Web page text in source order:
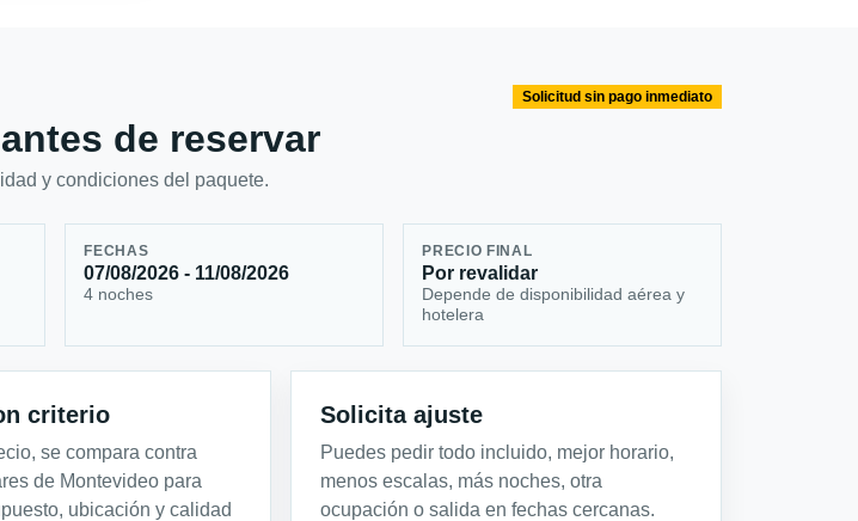
de reservar
y condiciones del paquete.
Solicitud sin pago inmediato
FECHAS
07/08/2026 - 11/08/2026
4 noches
PRECIO FINAL
Por revalidar
Depende de disponibilidad aérea y
hotelera
criterio
se compara contra
de Montevideo para
ubicación y calidad
Solicita ajuste
Puedes pedir todo incluido, mejor horario,
menos escalas, más noches, otra
ocupación o salida en fechas cercanas.